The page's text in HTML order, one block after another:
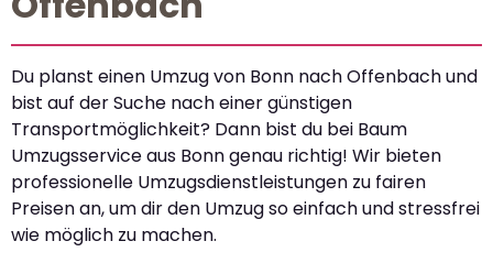
Du planst einen Umzug von Bonn nach Offenbach und
bist auf der Suche nach einer günstigen
Transportmöglichkeit? Dann bist du bei Baum
Umzugsservice aus Bonn genau richtig! Wir bieten
professionelle Umzugsdienstleistungen zu fairen
Preisen an, um dir den Umzug so einfach und stressfrei
wie möglich zu machen.